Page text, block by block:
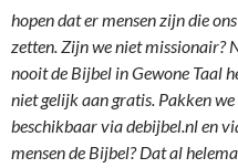
hopen dat er mensen zijn die
zetten. Zijn we niet missionair?
nooit de Bijbel in Gewone Taal
niet gelijk aan gratis. Pakken
beschikbaar via debijbel.nl en
mensen de Bijbel? Dat al